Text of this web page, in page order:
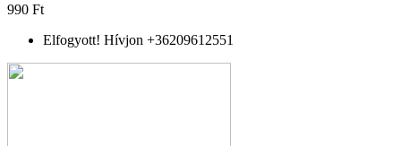
990 Ft
Elfogyott! Hívjon +36209612551